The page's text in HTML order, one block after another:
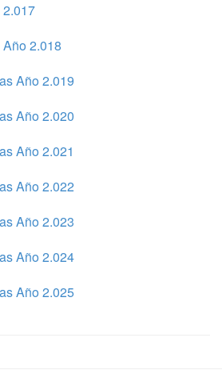
2.018
Año 2.019
Año 2.020
Año 2.021
Año 2.022
Año 2.023
Año 2.024
Año 2.025